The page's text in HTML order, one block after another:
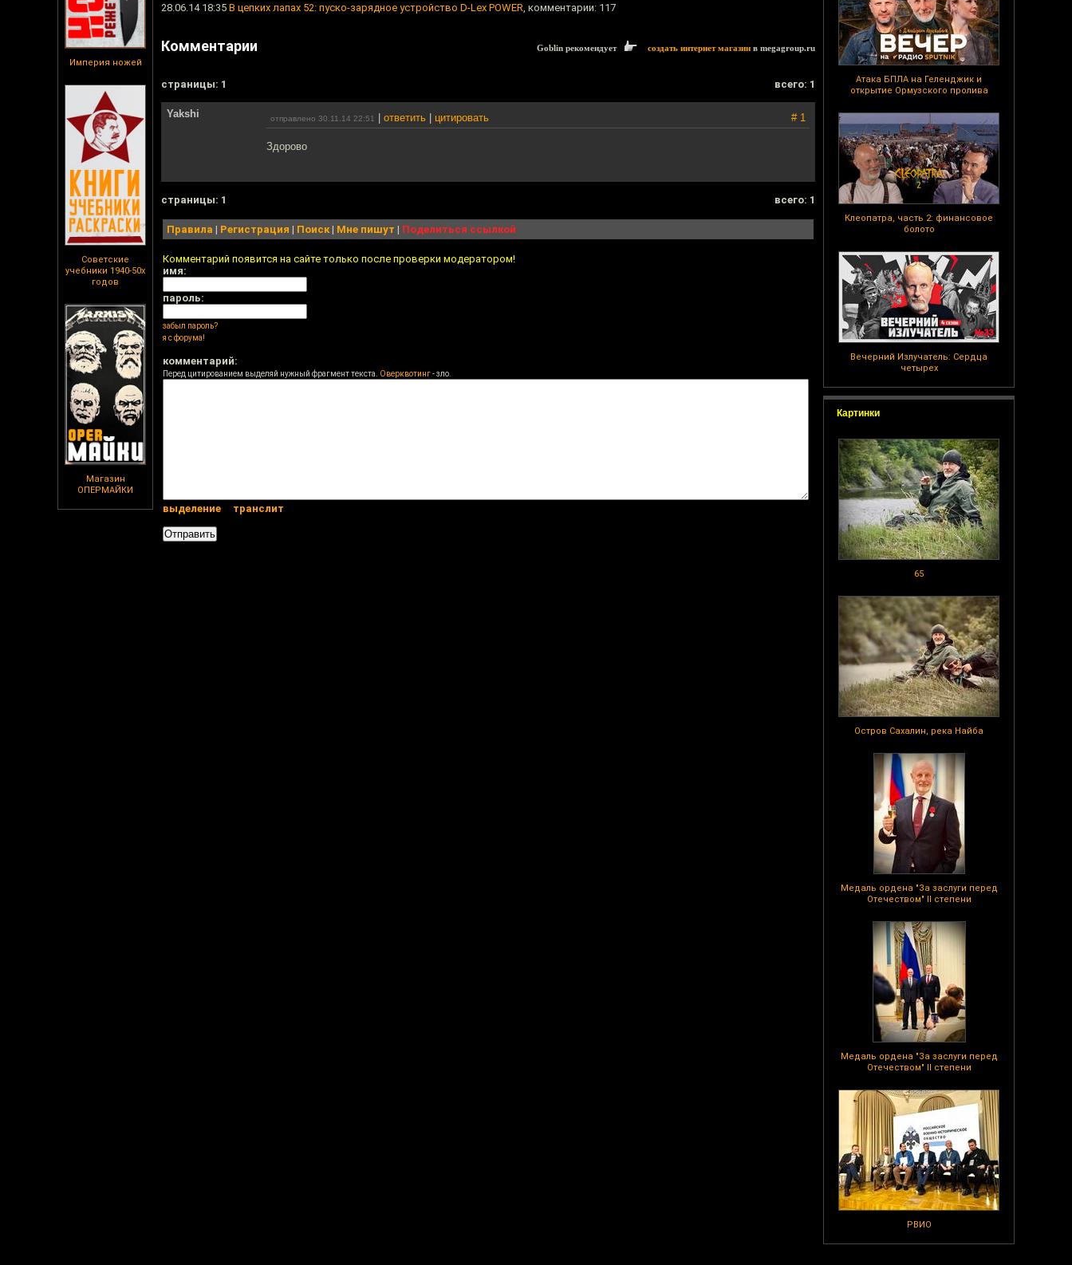
Империя ножей
Советские
учебники 1940-50х
годов
Магазин
ОПЕРМАЙКИ
Атака БПЛА на Геленджик и
открытие Ормузского пролива
Клеопатра, часть 2: финансовое
болото
Вечерний Излучатель: Сердца
четырех
Картинки
65
Остров Сахалин, река Найба
Медаль ордена "За заслуги перед
Отечеством" II степени
Медаль ордена "За заслуги перед
Отечеством" II степени
РВИО
28.06.14 18:35 В цепких лапах 52: пуско-зарядное устройство D-Lex POWER, комментарии: 117
Комментарии Goblin рекомендует создать интернет магазин в megagroup.ru
cтраницы: 1 всего: 1
Yakshi отправлено 30.11.14 22:51 ответить цитировать # 1
Здорово
cтраницы: 1 всего: 1
Правила | Регистрация | Поиск| Мне пишут | Поделиться ссылкой
Комментарий появится на сайте только после проверки модератором!
имя:
пароль:
забыл пароль?
я с форума!
комментарий:
Перед цитированием выделяй нужный фрагмент текста. Оверквотинг- зло.
выделение транслит